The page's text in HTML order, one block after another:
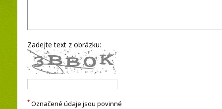
Zadejte text z obrázku:
* Označené údaje jsou povinné